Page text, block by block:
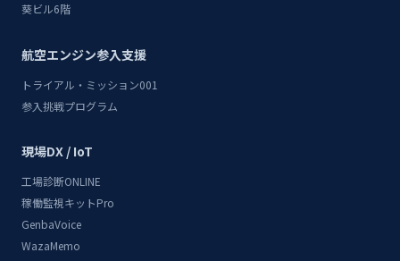
葵ビル6階
航空エンジン参入支援
トライアル・ミッション001
参入挑戦プログラム
現場DX / IoT
工場診断ONLINE
稼働監視キットPro
GenbaVoice
WazaMemo